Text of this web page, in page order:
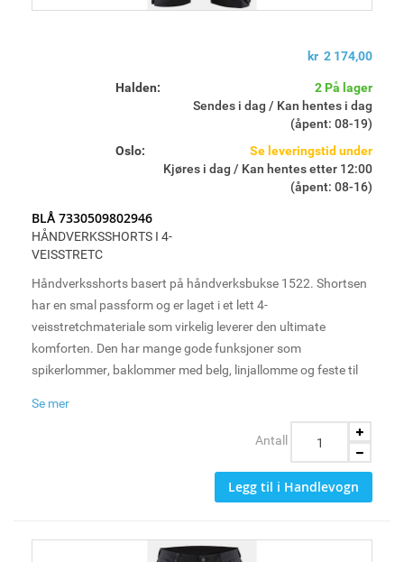
kr 2 174,00
Halden:
2 På lager
Sendes i dag / Kan hentes i dag
(åpent: 08-19)
Oslo:
Se leveringstid under
Kjøres i dag / Kan hentes etter 12:00
(åpent: 08-16)
BLÅ 7330509802946
HÅNDVERKSSHORTS I 4-
VEISSTRETC
Håndverksshorts basert på håndverksbukse 1522. Shortsen
har en smal passform og er laget i et lett 4-
veisstretchmateriale som virkelig leverer den ultimate
komforten. Den har mange gode funksjoner som
spikerlommer, baklommer med belg, linjallomme og feste til
håndverkere på varme dager.
Se mer
Antall
Legg til i Handlevogn